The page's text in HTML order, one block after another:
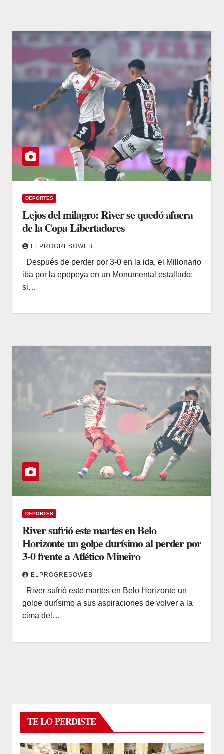
DEPORTES
Lejos del milagro: River se quedó afuera
de la Copa Libertadores
ELPROGRESOWEB
Después de perder por 3-0 en la ida, el Millonario
iba por la epopeya en un Monumental estallado;
si…
DEPORTES
River sufrió este martes en Belo
Horizonte un golpe durísimo al perder por
3-0 frente a Atlético Mineiro
ELPROGRESOWEB
River sufrió este martes en Belo Horizonte un
golpe durísimo a sus aspiraciones de volver a la
cima del…
TE LO PERDISTE